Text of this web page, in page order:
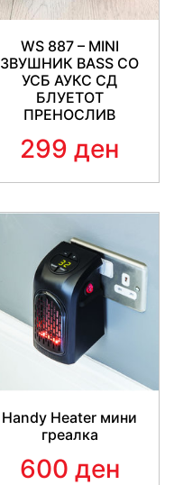
WS 887 – MINI
ЗВУШНИК BASS СО
УСБ АУКС СД
БЛУЕТОТ
ПРЕНОСЛИВ
299 ден
Handy Heater мини
греалка
600 ден